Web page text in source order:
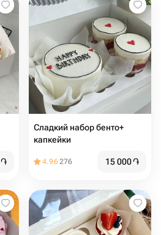
֏
Сладкий набор бенто+
капкейки
4.96276 15 000֏